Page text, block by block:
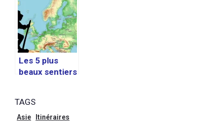
voyage et
conseils
pratiques
Les 5 plus
beaux sentiers
TAGS
Asie Itinéraires